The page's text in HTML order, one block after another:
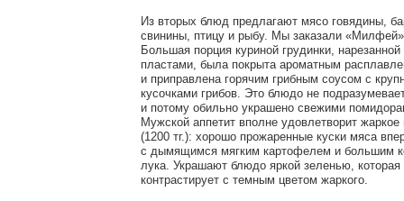
Из вторых блюд предлагают мясо говядины,
свинины, птицу и рыбу. Мы заказали «Милфей»
Большая порция куриной грудинки, нарезанной
пластами, была покрыта ароматным
и приправлена горячим грибным соусом с
кусочками грибов. Это блюдо не
и потому обильно украшено свежими
Мужской аппетит вполне удовлетворит жаркое
(1200 тг.): хорошо прожаренные куски мяса
с дымящимся мягким картофелем и большим
лука. Украшают блюдо яркой зеленью, которая
контрастирует с темным цветом жаркого.